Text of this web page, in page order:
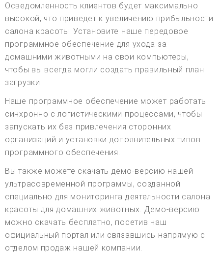
Осведомленность клиентов будет максимально
высокой, что приведет к увеличению прибыльности
салона красоты. Установите наше передовое
программное обеспечение для ухода за
домашними животными на свои компьютеры,
чтобы вы всегда могли создать правильный план
загрузки.
Наше программное обеспечение может работать
синхронно с логистическими процессами, чтобы
запускать их без привлечения сторонних
организаций и установки дополнительных типов
программного обеспечения.
Вы также можете скачать демо-версию нашей
ультрасовременной программы, созданной
специально для мониторинга деятельности салона
красоты для домашних животных. Демо-версию
можно скачать бесплатно, посетив наш
официальный портал или связавшись напрямую с
отделом продаж нашей компании.